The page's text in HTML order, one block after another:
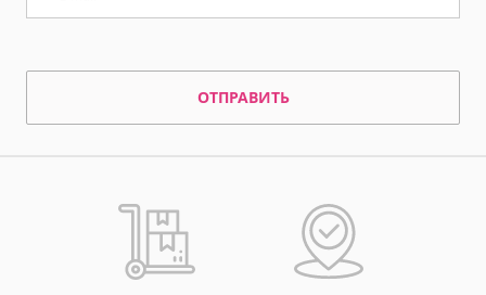
ОТПРАВИТЬ